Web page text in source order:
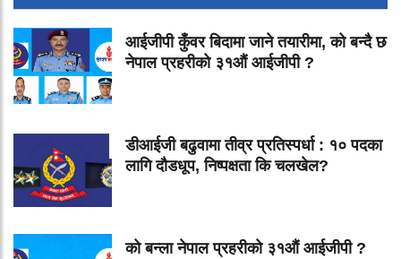
आईजीपी कुँवर बिदामा जाने तयारीमा, को बन्दै छ
नेपाल प्रहरीको ३१औं आईजीपी ?
डीआईजी बढुवामा तीव्र प्रतिस्पर्धा : १० पदका
लागि दौडधूप, निष्पक्षता कि चलखेल?
को बन्ला नेपाल प्रहरीको ३१औं आईजीपी ?